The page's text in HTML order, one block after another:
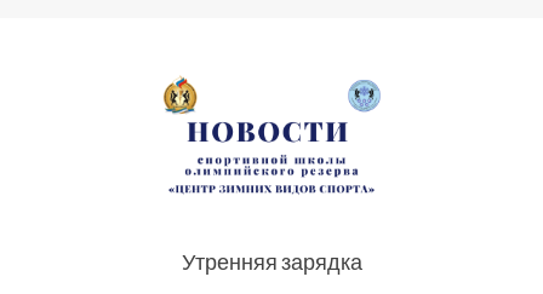
РАСПИСАНИЯ
ДОКУМЕНТЫ ПРЕСС-ЦЕНТР
ОЦЕНКА КАЧЕСТВА ОБРАЗОВАНИЯ
Утренняя зарядка